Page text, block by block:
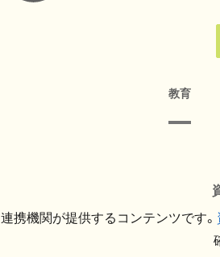
教育
連携機関が提供するコンテンツです。